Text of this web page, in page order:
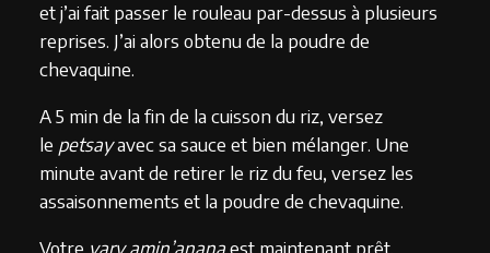
et j’ai fait passer le rouleau par-dessus à plusieurs
reprises. J’ai alors obtenu de la poudre de
chevaquine.
A 5 min de la fin de la cuisson du riz, versez
le petsayavec sa sauce et bien mélanger. Une
minute avant de retirer le riz du feu, versez les
assaisonnements et la poudre de chevaquine.
Votre vary amin’ananaest maintenant prêt.